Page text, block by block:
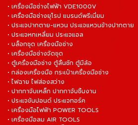
• เครื่องมือช่างไฟฟ้า VDE1000V
• เครื่องมือช่างยุโรป แบรนด์พรีเมี่ยม
• ประแจปากตาย-แหวน ประแจแหวนข้างปากตาย
• ประแจหกเหลี่ยม ประแจแอล
• บล็อกชุด เครื่องมือช่าง
• เครื่องมือช่างจัดชุด
• ตู้เครื่องมือช่าง ตู้ลิ้นชัก ตู้มีล้อ
• กล่องเครื่องมือ กระเป๋าเครื่องมือช่าง
• ไฟฉาย ไฟส่องสว่าง
• ปากกาจับเหล็ก ปากกาจับชิ้นงาน
• ประแจขันปอนด์ ประแจทอร์ค
• เครื่องมือไฟฟ้า POWER TOOLS
• เครื่องมือลม AIR TOOLS